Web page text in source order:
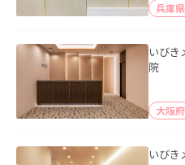
兵庫県
いびき
院
大阪府
いびき